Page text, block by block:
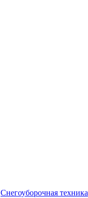
Снегоуборочная техника